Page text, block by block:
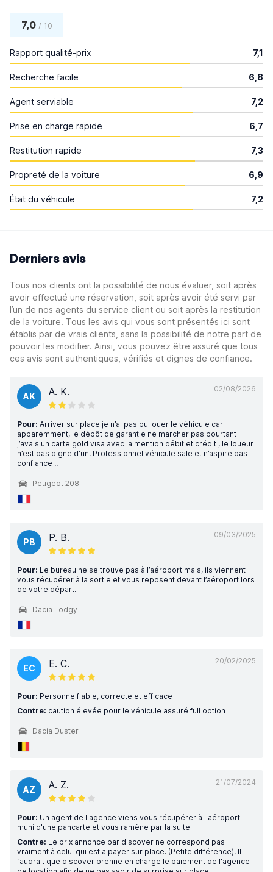
7,0/ 10
Rapport qualité-prix 7,1
Recherche facile 6,8
Agent serviable 7,2
Prise en charge rapide 6,7
Restitution rapide 7,3
Propreté de la voiture 6,9
État du véhicule 7,2
Derniers avis
Tous nos clients ont la possibilité de nous évaluer, soit après
avoir effectué une réservation, soit après avoir été servi par
l’un de nos agents du service client ou soit après la restitution
de la voiture. Tous les avis qui vous sont présentés ici sont
établis par de vrais clients, sans la possibilité de notre part de
pouvoir les modifier. Ainsi, vous pouvez être assuré que tous
ces avis sont authentiques, vérifiés et dignes de confiance.
02/08/2026
AK A. K.
Pour: Arriver sur place je n’ai pas pu louer le véhicule car
apparemment, le dépôt de garantie ne marcher pas pourtant
j’avais un carte gold visa avec la mention débit et crédit , le loueur
n’est pas digne d’un. Professionnel véhicule sale et n’aspire pas
confiance !!
Peugeot 208
09/03/2025
PB P. B.
Pour: Le bureau ne se trouve pas à l’aéroport mais, ils viennent
vous récupérer à la sortie et vous reposent devant l’aéroport lors
de votre départ.
Dacia Lodgy
20/02/2025
EC E. C.
Pour: Personne fiable, correcte et efficace
Contre: caution élevée pour le véhicule assuré full option
Dacia Duster
21/07/2024
AZ A. Z.
Pour: Un agent de l'agence viens vous récupérer à l'aéroport
muni d'une pancarte et vous ramène par la suite
Contre: Le prix annonce par discover ne correspond pas
vraiment à celui qui est a payer sur place. (Petite différence). Il
faudrait que discover prenne en charge le paiement de l'agence